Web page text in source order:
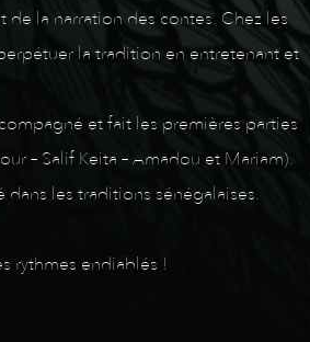
de la narration des contes. Chez les
la tradition en entretenant et
et fait les premières parties
– Salif Keita – Amadou et Mariam).
les traditions sénégalaises.
rythmes endiablés !